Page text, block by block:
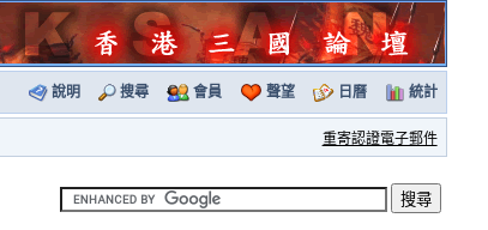
說明 搜尋 會員 聲望 日曆 統計
重寄認證電子郵件